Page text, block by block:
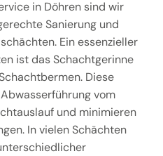
in Döhren sind wir
Sanierung und
Ein essenzieller
ist das Schachtgerinne
Diese
vom
und minimieren
In vielen Schächten